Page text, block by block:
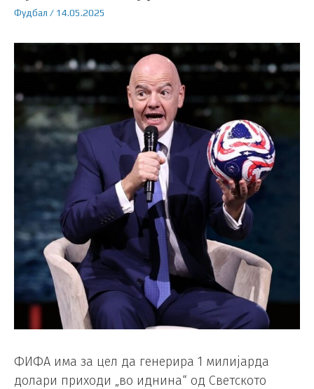
Фудбал / 14.05.2025
ФИФА има за цел да генерира 1 милијарда
долари приходи „во иднина“ од Светското